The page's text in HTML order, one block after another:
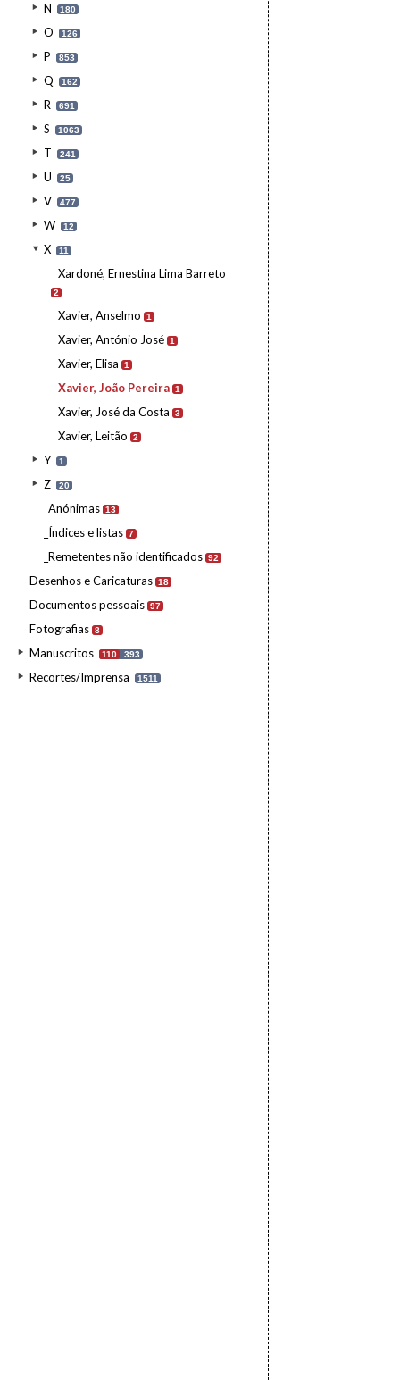
N 180
O 126
P 853
Q 162
R 691
S 1063
T 241
U 25
V 477
W 12
X 11
Xardoné, Ernestina Lima Barreto
2
Xavier, Anselmo 1
Xavier, António José 1
Xavier, Elisa 1
Xavier, João Pereira 1
Xavier, José da Costa 3
Xavier, Leitão 2
Y 1
Z 20
_Anónimas 13
_Índices e listas 7
_Remetentes não identificados 92
Desenhos e Caricaturas 18
Documentos pessoais 97
Fotografias 8
Manuscritos 110 393
Recortes/Imprensa 1511